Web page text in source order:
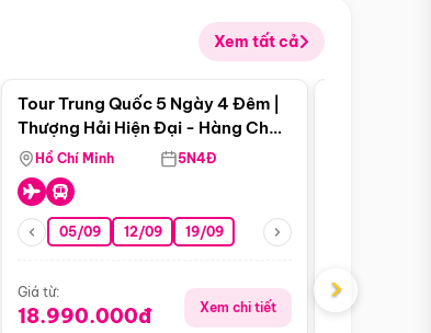
Xem tất cả
15/10 29/10
Điểm nổi bật
Tour Trung Quốc 5 Ngày 4 Đêm |
Thượng Hải Hiện Đại - Hàng Châu
Nên Thơ - Ô Trấn Cổ Kính
Hồ Chí Minh 5N4Đ
05/09 12/09 19/09
Giá từ:
18.990.000đ Xem chi tiết
Giá từ:
›